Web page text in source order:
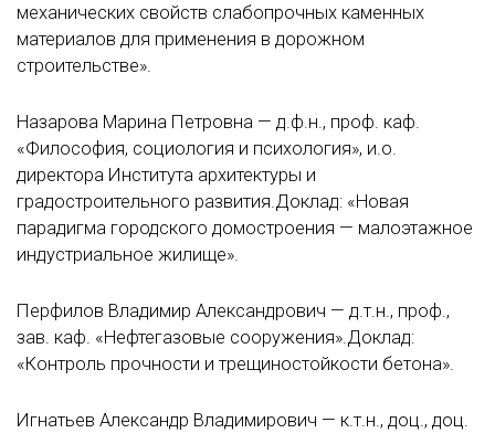
механических свойств слабопрочных каменных
материалов для применения в дорожном
строительстве».
Назарова Марина Петровна — д.ф.н., проф. каф.
«Философия, социология и психология», и.о.
директора Института архитектуры и
градостроительного развития.Доклад: «Новая
парадигма городского домостроения — малоэтажное
индустриальное жилище».
Перфилов Владимир Александрович — д.т.н., проф.,
зав. каф. «Нефтегазовые сооружения».Доклад:
«Контроль прочности и трещиностойкости бетона».
Игнатьев Александр Владимирович — к.т.н., доц., доц.